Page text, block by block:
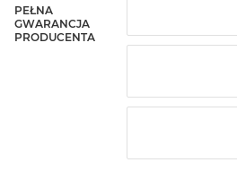
PEŁNA
GWARANCJA
PRODUCENTA